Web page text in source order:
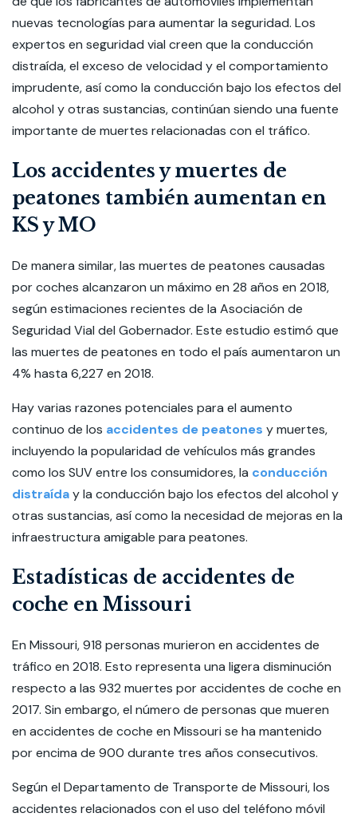
nuevas tecnologías para aumentar la seguridad. Los
expertos en seguridad vial creen que la conducción
distraída, el exceso de velocidad y el comportamiento
imprudente, así como la conducción bajo los efectos del
alcohol y otras sustancias, continúan siendo una fuente
importante de muertes relacionadas con el tráfico.
Los accidentes y muertes de
peatones también aumentan en
KS y MO
De manera similar, las muertes de peatones causadas
por coches alcanzaron un máximo en 28 años en 2018,
según estimaciones recientes de la Asociación de
Seguridad Vial del Gobernador. Este estudio estimó que
las muertes de peatones en todo el país aumentaron un
4% hasta 6,227 en 2018.
Hay varias razones potenciales para el aumento
continuo de los accidentes de peatones y muertes,
incluyendo la popularidad de vehículos más grandes
como los SUV entre los consumidores, la conducción
distraíday la conducción bajo los efectos del alcohol y
otras sustancias, así como la necesidad de mejoras en la
infraestructura amigable para peatones.
Estadísticas de accidentes de
coche en Missouri
En Missouri, 918 personas murieron en accidentes de
tráfico en 2018. Esto representa una ligera disminución
respecto a las 932 muertes por accidentes de coche en
2017. Sin embargo, el número de personas que mueren
en accidentes de coche en Missouri se ha mantenido
por encima de 900 durante tres años consecutivos.
Según el Departamento de Transporte de Missouri, los
accidentes relacionados con el uso del teléfono móvil